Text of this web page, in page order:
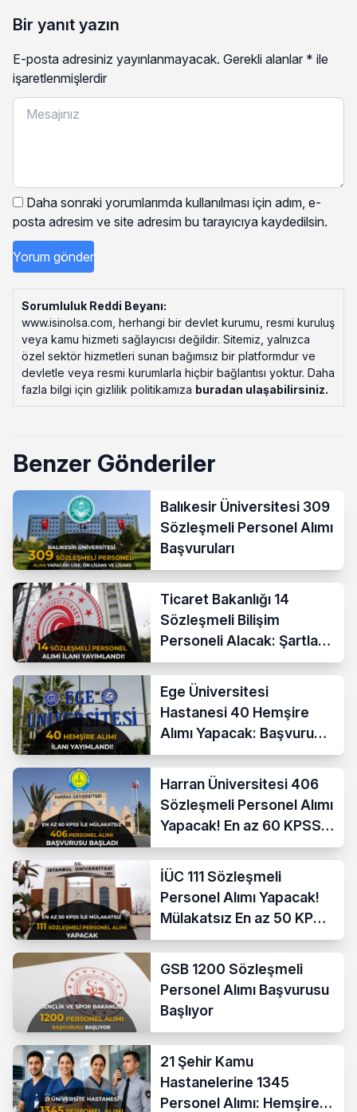
Bir yanıt yazın
E-posta adresiniz yayınlanmayacak. Gerekli alanlar * ile
işaretlenmişlerdir
Daha sonraki yorumlarımda kullanılması için adım, e-
posta adresim ve site adresim bu tarayıcıya kaydedilsin.
Sorumluluk Reddi Beyanı:
www.isinolsa.com, herhangi bir devlet kurumu, resmi kuruluş
veya kamu hizmeti sağlayıcısı değildir. Sitemiz, yalnızca
özel sektör hizmetleri sunan bağımsız bir platformdur ve
devletle veya resmi kurumlarla hiçbir bağlantısı yoktur. Daha
fazla bilgi için gizlilik politikamıza buradan ulaşabilirsiniz.
Benzer Gönderiler
Balıkesir Üniversitesi 309
Sözleşmeli Personel Alımı
Başvuruları
Ticaret Bakanlığı 14
Sözleşmeli Bilişim
Personeli Alacak: Şartlar
ve Ücretler
Ege Üniversitesi
Hastanesi 40 Hemşire
Alımı Yapacak: Başvuru
Şartları ve KPSS Puanı
Harran Üniversitesi 406
Sözleşmeli Personel Alımı
Yapacak! En az 60 KPSS
ve Lise
İÜC 111 Sözleşmeli
Personel Alımı Yapacak!
Mülakatsız En az 50 KPSS
ve Lise Mezunu
GSB 1200 Sözleşmeli
Personel Alımı Başvurusu
Başlıyor
21 Şehir Kamu
Hastanelerine 1345
Personel Alımı: Hemşire,